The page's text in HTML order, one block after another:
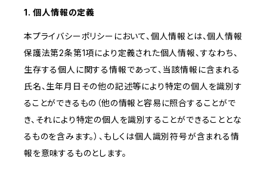
1. 個人情報の定義
本プライバシーポリシーにおいて、個人情報とは、個人情報
保護法第2条第1項により定義された個人情報、すなわち、
生存する個人に関する情報であって、当該情報に含まれる
氏名、生年月日その他の記述等により特定の個人を識別す
ることができるもの（他の情報と容易に照合することがで
き、それにより特定の個人を識別することができることとな
るものを含みます。）、もしくは個人識別符号が含まれる情
報を意味するものとします。